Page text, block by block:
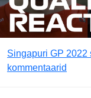
Singapuri GP 2022
kommentaarid